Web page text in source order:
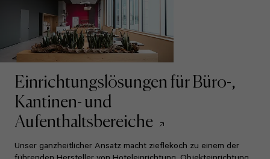
Einrichtungslösungen für Büro-,
Kantinen- und
Aufenthaltsbereiche
Unser ganzheitlicher Ansatz macht zieflekoch zu einem der